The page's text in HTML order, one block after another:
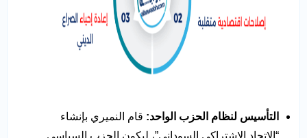
التأسيس لنظام الحزب الواحد: قام النميري بإنشاء
“الاتحاد الاشتراكي السوداني”، ليكون الحزب السياسي